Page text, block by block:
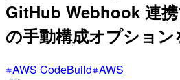
GitHub Webhook 連
の手動構成オプショ
AWS CodeBuild AWS